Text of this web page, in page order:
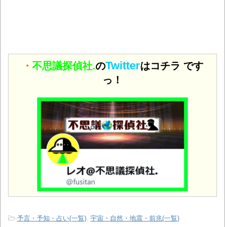
・ 不思議探偵社.のTwitterはコチラ です
っ！
-予言・予知・占い(一覧), 宇宙・自然・地震・前兆(一覧)